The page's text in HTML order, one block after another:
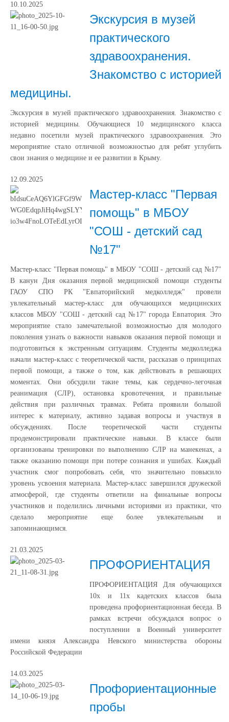
10.10.2025
Экскурсия в музей
практического
здравоохранения.
Знакомство с историей
медицины.
Экскурсия в музей практического здравоохранения. Знакомство с
историей медицины. Обучающиеся 10 медицинского класса
недавно посетили музей практического здравоохранения. Это
мероприятие стало отличной возможностью для ребят углубить
свои знания о медицине и ее развитии в Крыму.
12.09.2025
Мастер-класс "Первая
помощь" в МБОУ
"СОШ - детский сад
№17"
Мастер-класс "Первая помощь" в МБОУ "СОШ - детский сад №17"
В канун Дня оказания первой медицинской помощи студенты
ГАОУ СПО РК "Евпаторийский медколледж" провели
увлекательный мастер-класс для обучающихся медицинских
классов МБОУ "СОШ - детский сад №17" города Евпатория. Это
мероприятие стало замечательной возможностью для молодого
поколения узнать о важности навыков оказания первой помощи и
подготовиться к экстренным ситуациям. Студенты медколледжа
начали мастер-класс с теоретической части, рассказав о принципах
первой помощи, а также о том, как действовать в решающих
моментах. Они обсудили такие темы, как сердечно-легочная
реанимация (СЛР), остановка кровотечения, и правильные
действия при различных травмах. Ребята проявили большой
интерес к материалу, активно задавая вопросы и участвуя в
обсуждениях. После теоретической части студенты
продемонстрировали практические навыки. В классе были
организованы тренировки по выполнению СЛР на манекенах, а
также оказанию помощи при потере сознания и ушибах. Каждый
участник смог попробовать себя, что значительно повысило
уровень усвоения материала. Мастер-класс завершился дружеской
атмосферой, где студенты ответили на финальные вопросы
участников и поделились личными историями из практики, что
сделало мероприятие еще более увлекательным и
запоминающимся.
21.03.2025
ПРОФОРИЕНТАЦИЯ
ПРОФОРИЕНТАЦИЯ Для обучающихся
10х и 11х кадетских классов была
проведена профориентационная беседа. В
рамках встречи обсуждался вопрос о
поступлении в Военный университет
имени князя Александра Невского министерства обороны
Российской Федерации
14.03.2025
Профориентационные
пробы